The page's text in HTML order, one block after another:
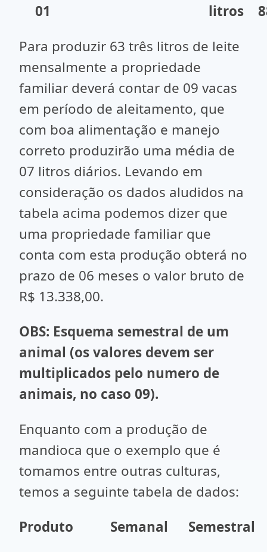
01
litros
Para produzir 63 três litros de leite
mensalmente a propriedade
familiar deverá contar de 09 vacas
em período de aleitamento, que
com boa alimentação e manejo
correto produzirão uma média de
07 litros diários. Levando em
consideração os dados aludidos na
tabela acima podemos dizer que
uma propriedade familiar que
conta com esta produção obterá no
prazo de 06 meses o valor bruto de
R$ 13.338,00.
OBS: Esquema semestral de um
animal (os valores devem ser
multiplicados pelo numero de
animais, no caso 09).
Enquanto com a produção de
mandioca que o exemplo que é
tomamos entre outras culturas,
temos a seguinte tabela de dados:
Produto
Semanal
Semestral